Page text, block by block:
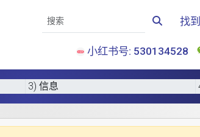
找
小红书号: 530134528
3) 信息